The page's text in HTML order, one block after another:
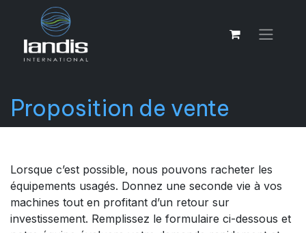
Proposition de vente
Lorsque c’est possible, nous pouvons racheter les
équipements usagés. Donnez une seconde vie à vos
machines tout en profitant d’un retour sur
investissement. Remplissez le formulaire ci-dessous et